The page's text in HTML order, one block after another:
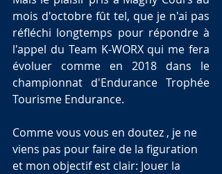
mois d'octobre fût tel, que je n'ai pas
réfléchi longtemps pour répondre à
l'appel du Team K-WORX qui me fera
évoluer comme en 2018 dans le
championnat d'Endurance Trophée
Tourisme Endurance.
Comme vous vous en doutez , je ne
viens pas pour faire de la figuration
et mon objectif est clair: Jouer la